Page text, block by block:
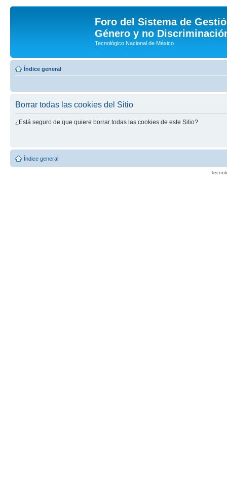
Foro del Sistema de
Género y no
Tecnológico Nacional de México
Índice general
Borrar todas las cookies del Sitio
¿Está seguro de que quiere borrar todas las cookies de este Sitio?
Índice general